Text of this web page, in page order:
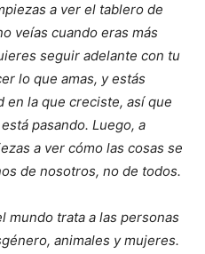
a ver el tablero de
veías cuando eras más
seguir adelante con tu
lo que amas, y estás
en la que creciste, así que
pasando. Luego, a
a ver cómo las cosas se
de nosotros, no de todos.
mundo trata a las personas
animales y mujeres.